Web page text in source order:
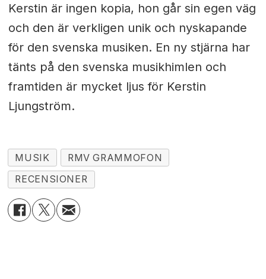
Kerstin är ingen kopia, hon går sin egen väg
och den är verkligen unik och nyskapande
för den svenska musiken. En ny stjärna har
tänts på den svenska musikhimlen och
framtiden är mycket ljus för Kerstin
Ljungström.
MUSIK
RMV GRAMMOFON
RECENSIONER